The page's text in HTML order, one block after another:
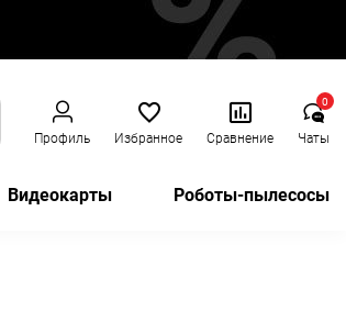
Профиль Избранное Сравнение Чаты
0
Видеокарты Роботы-пылесосы